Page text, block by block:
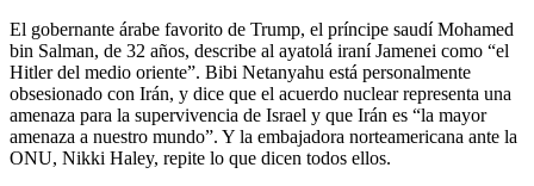
El gobernante árabe favorito de Trump, el príncipe saudí Mohamed
bin Salman, de 32 años, describe al ayatolá iraní Jamenei como “el
Hitler del medio oriente”. Bibi Netanyahu está personalmente
obsesionado con Irán, y dice que el acuerdo nuclear representa una
amenaza para la supervivencia de Israel y que Irán es “la mayor
amenaza a nuestro mundo”. Y la embajadora norteamericana ante la
ONU, Nikki Haley, repite lo que dicen todos ellos.